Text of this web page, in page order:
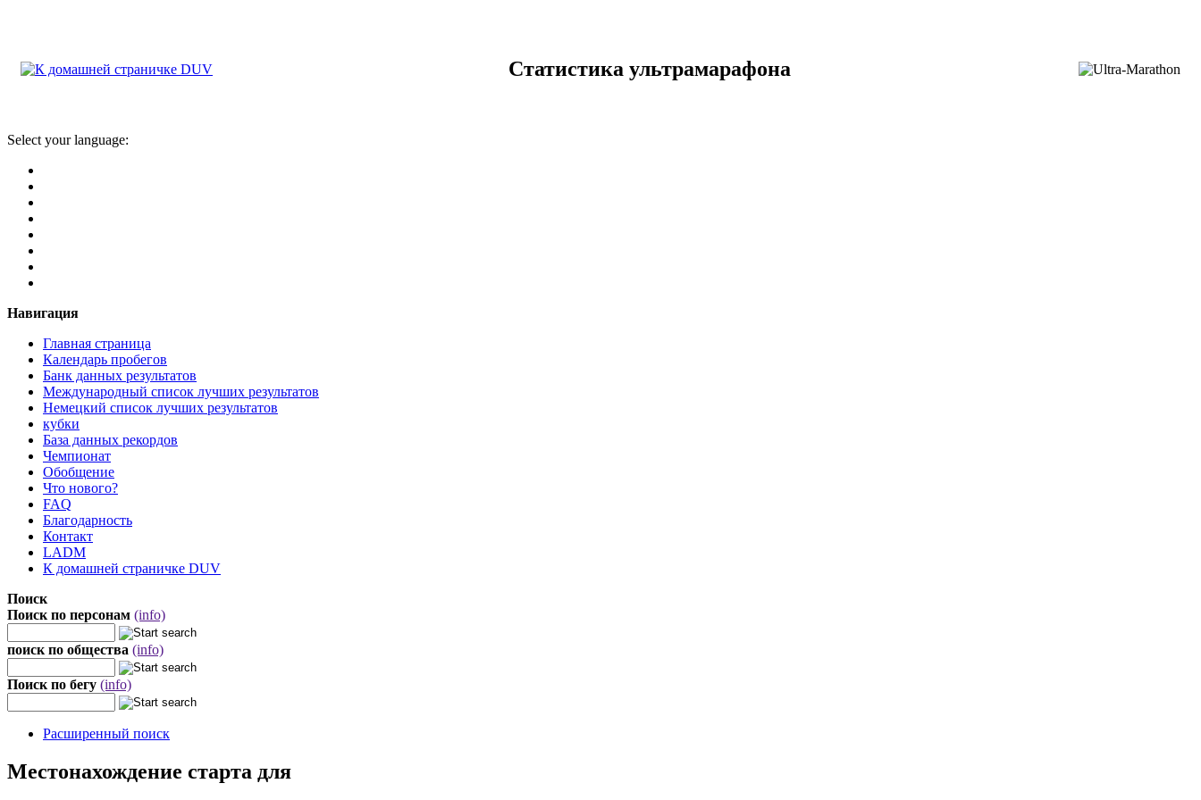
Статистика ультрамарафона
Select your language:
Навигация
Главная страница
Календарь пробегов
Банк данных результатов
Международный список лучших результатов
Немецкий список лучших результатов
кубки
База данных рекордов
Чемпионат
Обобщение
Что нового?
FAQ
Благодарность
Контакт
LADM
К домашней страничке DUV
Поиск
Поиск по персонам (info)
поиск по общества (info)
Поиск по бегу (info)
Расширенный поиск
Местонахождение старта для